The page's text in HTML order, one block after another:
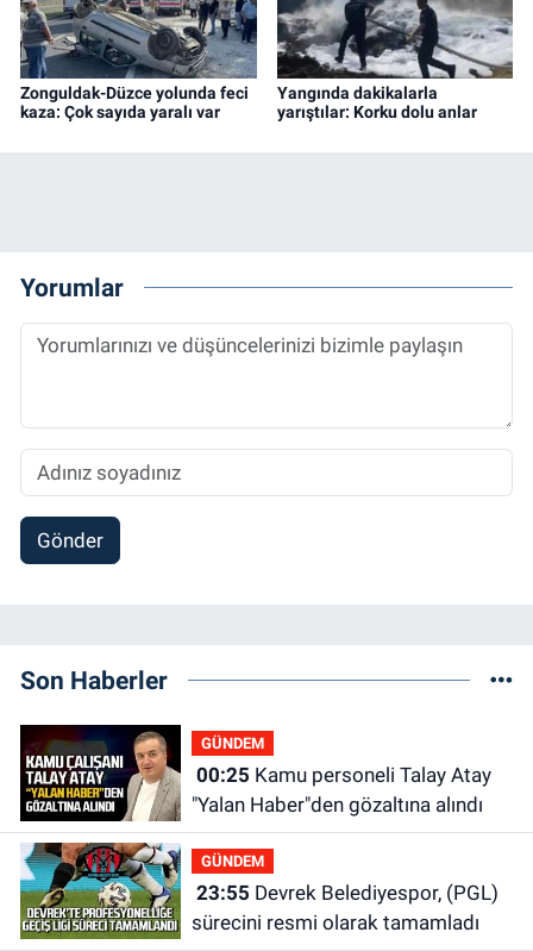
Zonguldak-Düzce yolunda feci
kaza: Çok sayıda yaralı var
Yangında dakikalarla
yarıştılar: Korku dolu anlar
Yorumlar
Gönder
Son Haberler
GÜNDEM
00:25
"Yalan Haber"den gözaltına alındı
GÜNDEM
23:55
sürecini resmi olarak tamamladı